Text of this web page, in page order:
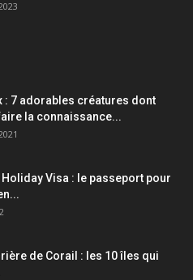
: 7 adorables créatures dont
la connaissance...
Holiday Visa : le passeport pour
de Corail : les 10 îles qui